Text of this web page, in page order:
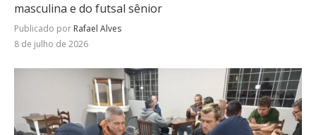
masculina e do futsal sênior
Publicado por Rafael Alves
8 de julho de 2026